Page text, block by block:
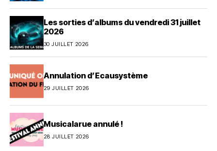
Les sorties d’albums du vendredi 31 juillet
2026
30 JUILLET 2026
Annulation d’Ecausystème
29 JUILLET 2026
Musicalarue annulé !
28 JUILLET 2026